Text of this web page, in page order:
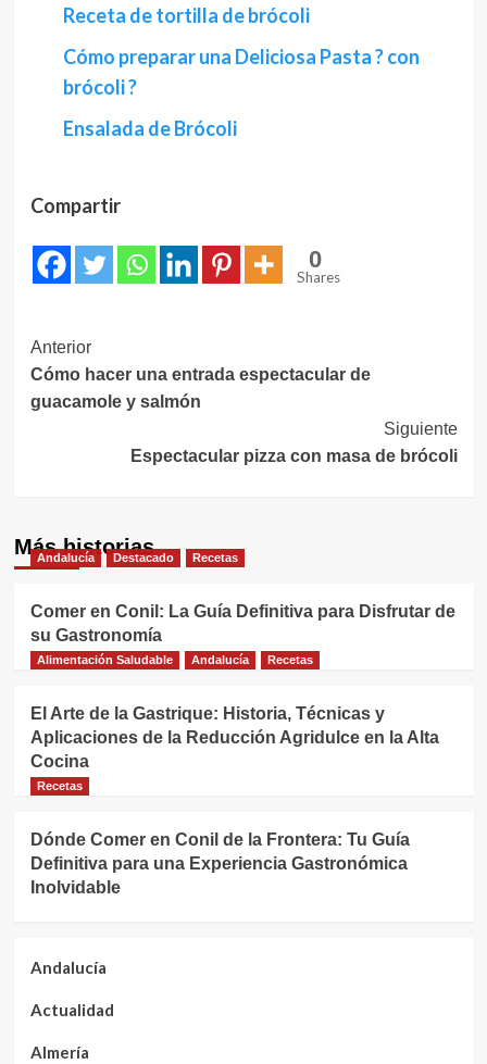
Receta de tortilla de brócoli
Cómo preparar una Deliciosa Pasta ? con
brócoli ?
Ensalada de Brócoli
Compartir
0
Shares
Navegación
de
entradas
Anterior
Cómo hacer una entrada espectacular de
guacamole y salmón
Siguiente
Espectacular pizza con masa de brócoli
Más historias
Andalucía Destacado Recetas
Comer en Conil: La Guía Definitiva para Disfrutar de
su Gastronomía
Alimentación Saludable Andalucía Recetas
El Arte de la Gastrique: Historia, Técnicas y
Aplicaciones de la Reducción Agridulce en la Alta
Cocina
Recetas
Dónde Comer en Conil de la Frontera: Tu Guía
Definitiva para una Experiencia Gastronómica
Inolvidable
Andalucía
Actualidad
Almería